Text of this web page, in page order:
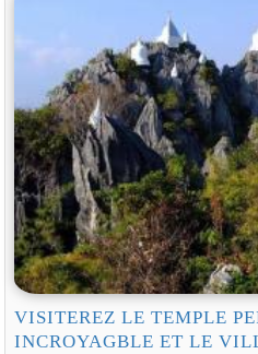
VISITEREZ LE TEMPLE
INCROYAGBLE ET LE